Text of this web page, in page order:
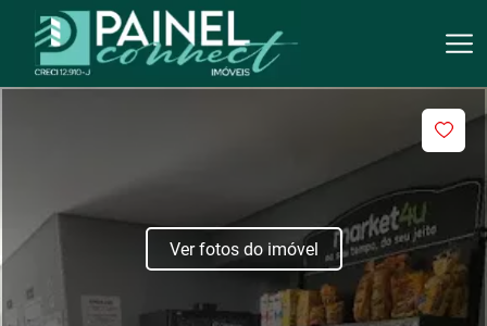
Ver fotos do imóvel